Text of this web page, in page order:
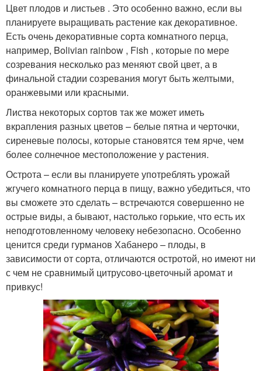
Цвет плодов и листьев . Это особенно важно, если вы
планируете выращивать растение как декоративное.
Есть очень декоративные сорта комнатного перца,
например, Bolivian rainbow , Fish , которые по мере
созревания несколько раз меняют свой цвет, а в
финальной стадии созревания могут быть желтыми,
оранжевыми или красными.
Листва некоторых сортов так же может иметь
вкрапления разных цветов – белые пятна и черточки,
сиреневые полосы, которые становятся тем ярче, чем
более солнечное местоположение у растения.
Острота – если вы планируете употреблять урожай
жгучего комнатного перца в пищу, важно убедиться, что
вы сможете это сделать – встречаются совершенно не
острые виды, а бывают, настолько горькие, что есть их
неподготовленному человеку небезопасно. Особенно
ценится среди гурманов Хабанеро – плоды, в
зависимости от сорта, отличаются остротой, но имеют ни
с чем не сравнимый цитрусово-цветочный аромат и
привкус!